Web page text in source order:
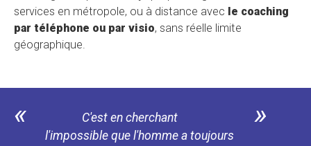
services en métropole, ou à distance avec le coaching
par téléphone ou par visio, sans réelle limite
géographique.
«
C'est en cherchant
l'impossible que l'homme a toujours
»